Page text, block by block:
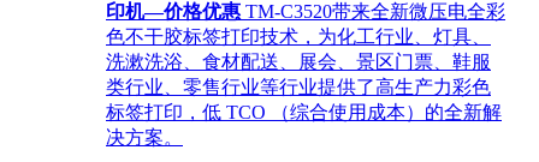
印机—价格优惠 TM-C3520带来全新微压电全彩
色不干胶标签打印技术，为化工行业、灯具、
洗漱洗浴、食材配送、展会、景区门票、鞋服
类行业、零售行业等行业提供了高生产力彩色
标签打印，低 TCO （综合使用成本）的全新解
决方案。